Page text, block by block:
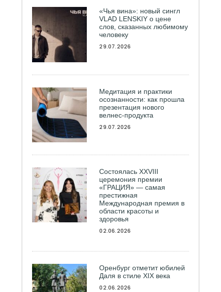
«Чья вина»: новый сингл
VLAD LENSKIY о цене
слов, сказанных любимому
человеку
29.07.2026
Медитация и практики
осознанности: как прошла
презентация нового
велнес-продукта
29.07.2026
Состоялась ХXVIII
церемония премии
«ГРАЦИЯ» — самая
престижная
Международная премия в
области красоты и
здоровья
02.06.2026
Оренбург отметит юбилей
Даля в стиле XIX века
02.06.2026